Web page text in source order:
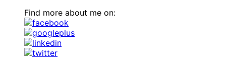
Find more about me on: